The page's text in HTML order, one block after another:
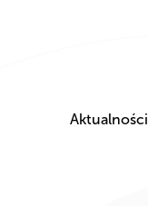
Aktualności